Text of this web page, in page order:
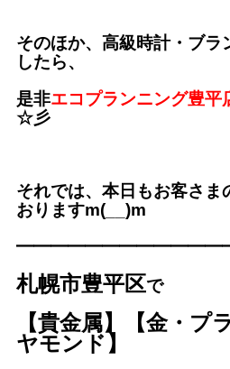
そのほか、高級時計・ブラ
したら、
是非エコプランニング豊平
☆彡
それでは、本日もお客さま
おりますm(__)m
札幌市豊平区で
【貴金属】【金・プ
ヤモンド】